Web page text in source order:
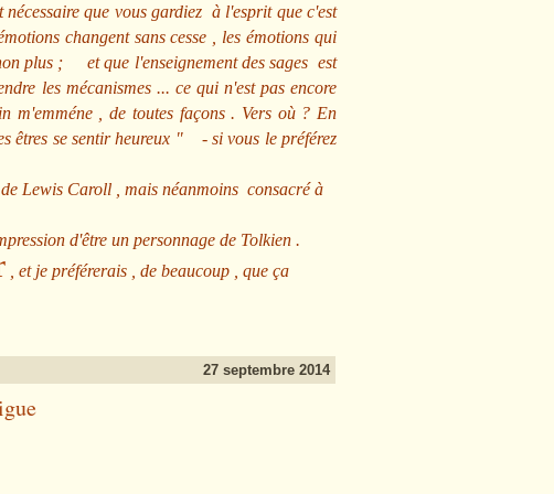
que vous gardiez à l'esprit que c'est
changent sans cesse , les émotions qui
plus ; et que l'enseignement des sages est
les mécanismes ... ce qui n'est pas encore
m'emméne , de toutes façons . Vers où ? En
êtres se sentir heureux " - si vous le préférez
Lewis Caroll , mais néanmoins consacré à
d'être un personnage de Tolkien .
, et je préférerais , de beaucoup , que ça
27 septembre 2014